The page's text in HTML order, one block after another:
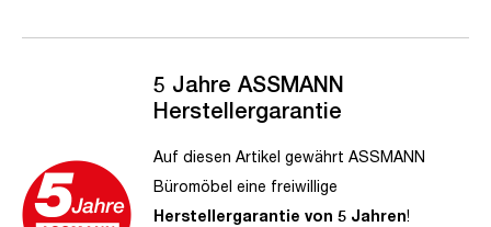
5 Jahre ASSMANN
Herstellergarantie
Auf diesen Artikel gewährt ASSMANN
Büromöbel eine freiwillige
Herstellergarantie von 5 Jahren!